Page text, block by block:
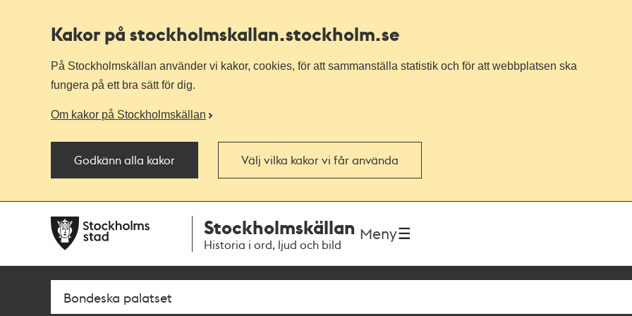
Kakor på stockholmskallan.stockholm.se
På Stockholmskällan använder vi kakor, cookies, för att sammanställa statistik och för att webbplatsen ska
fungera på ett bra sätt för dig.
Om kakor på Stockholmskällan
Godkänn alla kakor Välj vilka kakor vi får använda
navigationen
huvudinnehållet
Stockholmskällan
Historia i ord, ljud och bild
Meny
Sök